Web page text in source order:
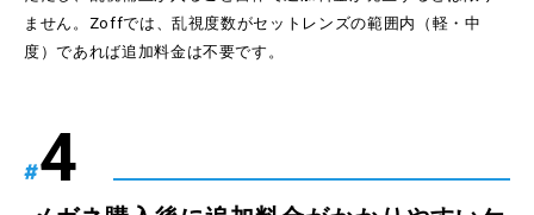
ません。Zoffでは、乱視度数がセットレンズの範囲内（軽・中
度）であれば追加料金は不要です。
#